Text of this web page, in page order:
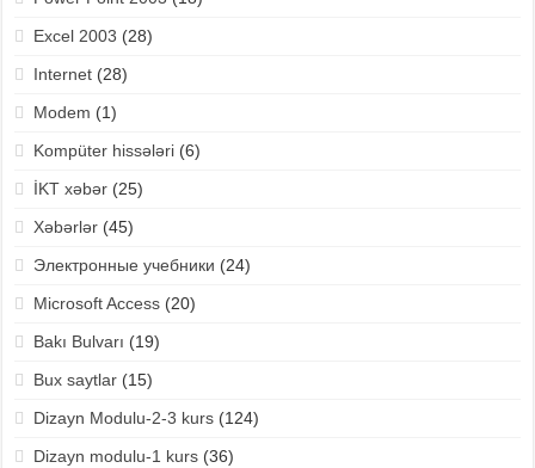
Excel 2003 (28)
Internet(28)
Modem (1)
Kompüter hissələri(6)
İKT xəbər(25)
Xəbərlər(45)
Электронные учебники (24)
Microsoft Access(20)
Bakı Bulvarı (19)
Bux saytlar(15)
Dizayn Modulu-2-3 kurs(124)
Dizayn modulu-1 kurs(36)